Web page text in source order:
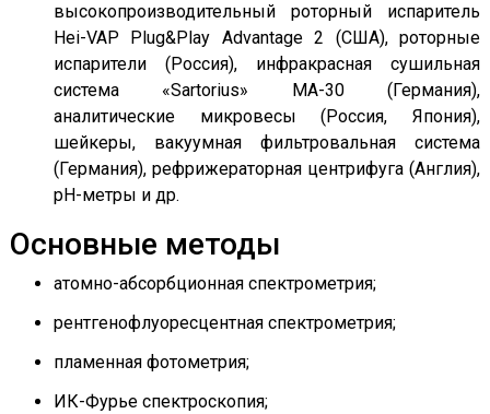
высокопроизводительный роторный испаритель
Hei-VAP Plug&Play Advantage 2 (США), роторные
испарители (Россия), инфракрасная сушильная
система «Sartorius» MA-30 (Германия),
аналитические микровесы (Россия, Япония),
шейкеры, вакуумная фильтровальная система
(Германия), рефрижераторная центрифуга (Англия),
рН-метры и др.
Основные методы
атомно-абсорбционная спектрометрия;
рентгенофлуоресцентная спектрометрия;
пламенная фотометрия;
ИК-Фурье спектроскопия;